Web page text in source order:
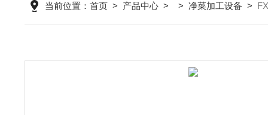
当前位置： 首页> 产品中心> > 净菜加工设备 >